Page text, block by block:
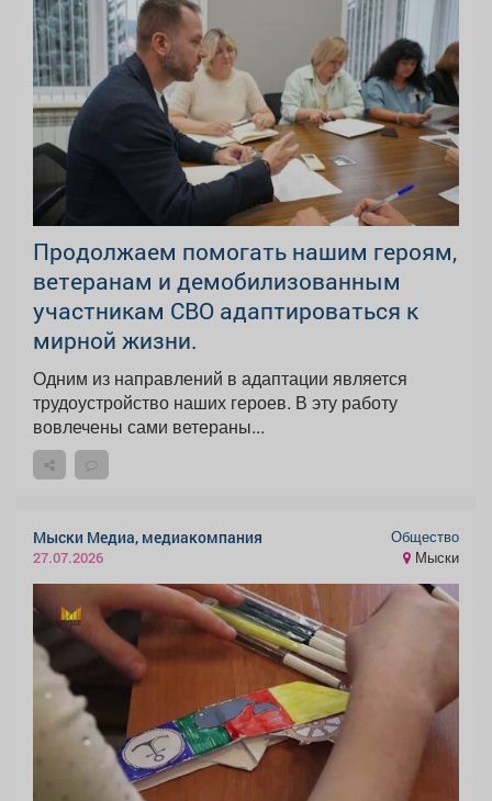
Продолжаем помогать нашим героям,
ветеранам и демобилизованным
участникам СВО адаптироваться к
мирной жизни.
Одним из направлений в адаптации является
трудоустройство наших героев. В эту работу
вовлечены сами ветераны...
Мыски Медиа, медиакомпания
27.07.2026
Общество
Мыски